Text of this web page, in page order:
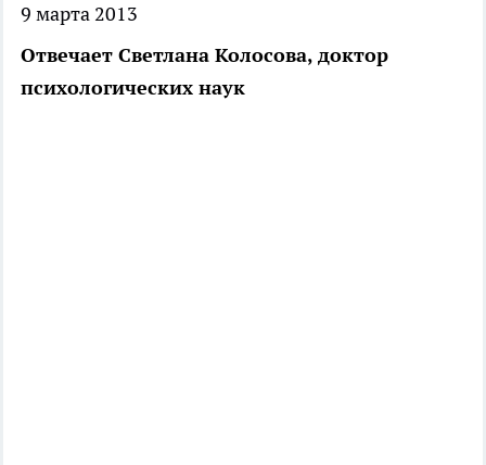
9 марта 2013
Отвечает Светлана Колосова, доктор
психологических наук